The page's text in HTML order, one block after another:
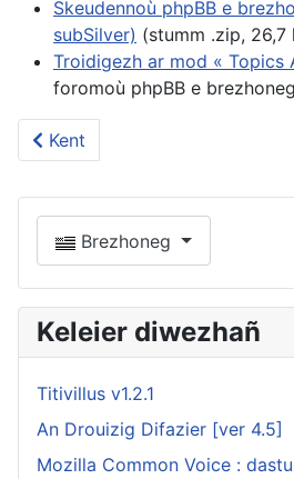
Brezhoneg
Keleier diwezhañ
Titivillus v1.2.1
An Drouizig Difazier [ver 4.5]
Mozilla Common Voice :
Skeudennoù phpBB e
subSilver) (stumm .zip, 26,7
Troidigezh ar mod « Topics
foromoù phpBB e
Kent